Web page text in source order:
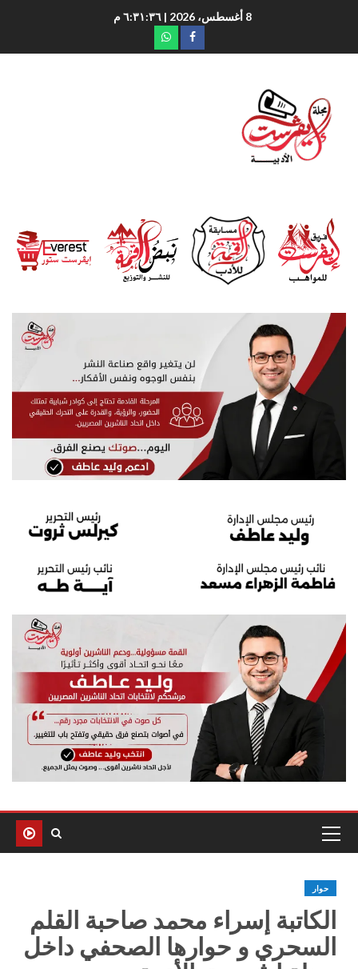
8 أغسطس، 2026 | ٦:٣١:٣٧ م
حوار
الكاتبة إسراء محمد صاحبة القلم
السحري و حوارها الصحفي داخل